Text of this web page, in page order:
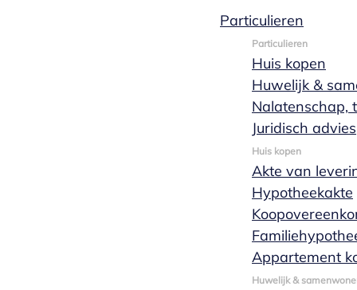
Particulieren
Particulieren
Huis kopen
Huwelijk &
Nalatenschap,
Juridisch advies
Huis kopen
Akte van
Hypotheekakte
Appartement
Huwelijk &
1 min leestijd
Uden – van